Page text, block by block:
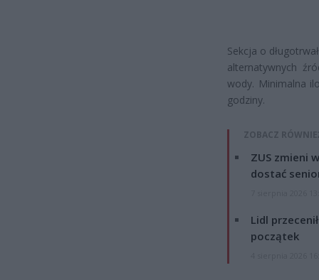
Sekcja o
alternatywnych
wody. Minimalna
godziny.
ZOBACZ
ZUS zmieni
dostać
Lidl
początek